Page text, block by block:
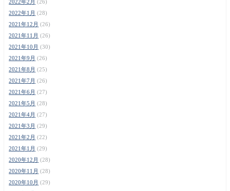
2022年2月 (26)
2022年1月 (28)
2021年12月 (26)
2021年11月 (26)
2021年10月 (30)
2021年9月 (26)
2021年8月 (25)
2021年7月 (26)
2021年6月 (27)
2021年5月 (28)
2021年4月 (27)
2021年3月 (29)
2021年2月 (22)
2021年1月 (29)
2020年12月 (28)
2020年11月 (28)
2020年10月 (29)